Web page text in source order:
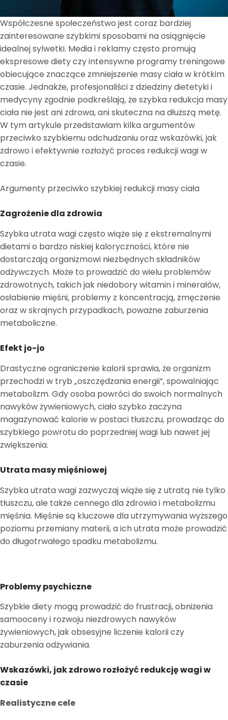
Współczesne społeczeństwo jest coraz bardziej
zainteresowane szybkimi sposobami na osiągnięcie
idealnej sylwetki. Media i reklamy często promują
ekspresowe diety czy intensywne programy treningowe
obiecujące znaczące zmniejszenie masy ciała w krótkim
czasie. Jednakże, profesjonaliści z dziedziny dietetyki i
medycyny zgodnie podkreślają, że szybka redukcja masy
ciała nie jest ani zdrowa, ani skuteczna na dłuższą metę.
W tym artykule przedstawiam kilka argumentów
przeciwko szybkiemu odchudzaniu oraz wskazówki, jak
zdrowo i efektywnie rozłożyć proces redukcji wagi w
czasie.
Argumenty przeciwko szybkiej redukcji masy ciała
Zagrożenie dla zdrowia
Szybka utrata wagi często wiąże się z ekstremalnymi
dietami o bardzo niskiej kaloryczności, które nie
dostarczają organizmowi niezbędnych składników
odżywczych. Może to prowadzić do wielu problemów
zdrowotnych, takich jak niedobory witamin i minerałów,
osłabienie mięśni, problemy z koncentracją, zmęczenie
oraz w skrajnych przypadkach, poważne zaburzenia
metaboliczne.
Efekt jo-jo
Drastyczne ograniczenie kalorii sprawia, że organizm
przechodzi w tryb „oszczędzania energii”, spowalniając
metabolizm. Gdy osoba powróci do swoich normalnych
nawyków żywieniowych, ciało szybko zaczyna
magazynować kalorie w postaci tłuszczu, prowadząc do
szybkiego powrotu do poprzedniej wagi lub nawet jej
zwiększenia.
Utrata masy mięśniowej
Szybka utrata wagi zazwyczaj wiąże się z utratą nie tylko
tłuszczu, ale także cennego dla zdrowia i metabolizmu
mięśnia. Mięśnie są kluczowe dla utrzymywania wyższego
poziomu przemiany materii, a ich utrata może prowadzić
do długotrwałego spadku metabolizmu.
Problemy psychiczne
Szybkie diety mogą prowadzić do frustracji, obniżenia
samooceny i rozwoju niezdrowych nawyków
żywieniowych, jak obsesyjne liczenie kalorii czy
zaburzenia odżywiania.
Wskazówki, jak zdrowo rozłożyć redukcję wagi w
czasie
Realistyczne cele